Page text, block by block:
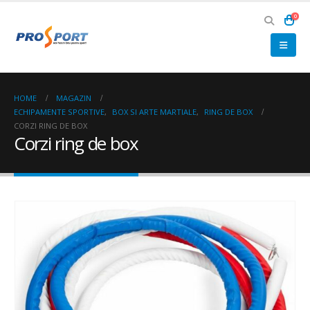
0
HOME
MAGAZIN
ECHIPAMENTE SPORTIVE, BOX SI ARTE MARTIALE,
RING DE BOX
CORZI RING DE BOX
Corzi ring de box